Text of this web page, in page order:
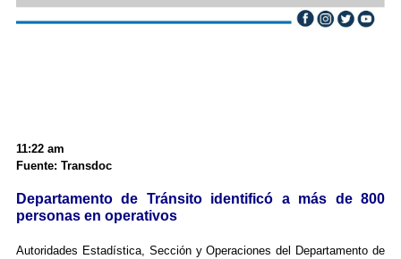
11:22 am
Fuente: Transdoc
Departamento de Tránsito identificó a más de 800
personas en operativos
Autoridades Estadística, Sección y Operaciones del Departamento de